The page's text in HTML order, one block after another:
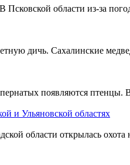
области из-за
дичь. Сахалинские
появляются птенцы.
и Ульяновской областях
области открылась охота